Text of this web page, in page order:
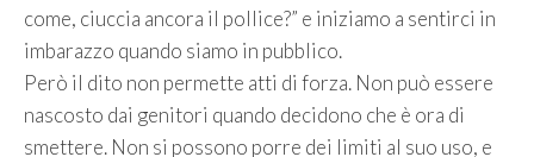
come, ciuccia ancora il pollice?” e iniziamo a sentirci in
imbarazzo quando siamo in pubblico.
Però il dito non permette atti di forza. Non può essere
nascosto dai genitori quando decidono che è ora di
smettere. Non si possono porre dei limiti al suo uso, e